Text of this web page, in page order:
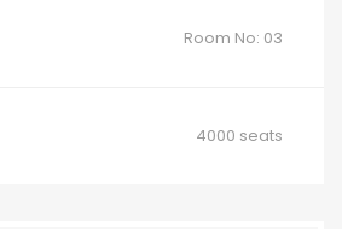
Room No: 03
4000 seats